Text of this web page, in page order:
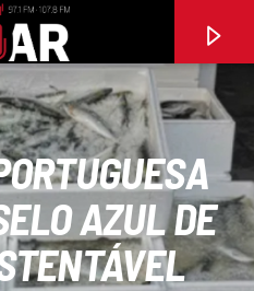
AZUL DE